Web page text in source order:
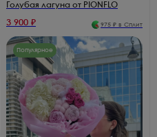
Голубая лагуна от PIONFLO
3 900 ₽ 975 ₽ в Сплит
Популярное